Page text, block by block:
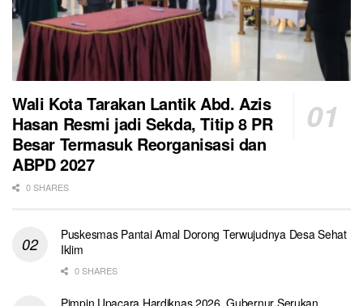
Wali Kota Tarakan Lantik Abd. Azis
Hasan Resmi jadi Sekda, Titip 8 PR
Besar Termasuk Reorganisasi dan
ABPD 2027
0 SHARES
Puskesmas Pantai Amal Dorong Terwujudnya Desa Sehat
Iklim
0 SHARES
Pimpin Upacara Hardiknas 2026, Gubernur Serukan